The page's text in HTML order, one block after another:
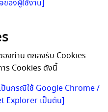
องผู้ใช้งาน]
งท่าน ตกลงรับ Cookies
าร Cookies ดังนี้
ป็นกรณีใช้ Google Chrome /
Explorer เป็นต้น]